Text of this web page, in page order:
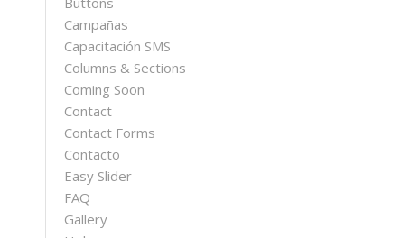
Campañas
Capacitación SMS
Columns & Sections
Coming Soon
Contact
Contact Forms
Contacto
Easy Slider
FAQ
Gallery